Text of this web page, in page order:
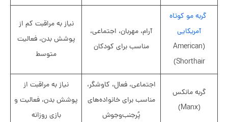
گربه مو کوتاه
آمریکایی
(American
Shorthair)
آرام، مهربان، اجتماعی،
مناسب برای کودکان
نیاز به مراقبت کم از
پوشش بدن، فعالیت
متوسط
گربه مانکس
(Manx)
اجتماعی، فعال، کاوشگر،
مناسب برای خانواده‌های
پُرجنب‌وجوش
نیاز به مراقبت از
پوشش بدن، فعالیت و
بازی روزانه